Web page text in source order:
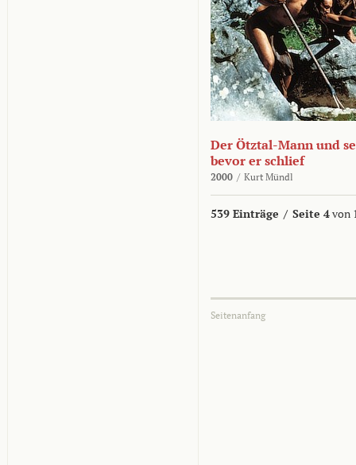
Der Ötztal-Mann und
bevor er schlief
2000 / Kurt Mündl
539 Einträge / Seite 4von
Seitenanfang